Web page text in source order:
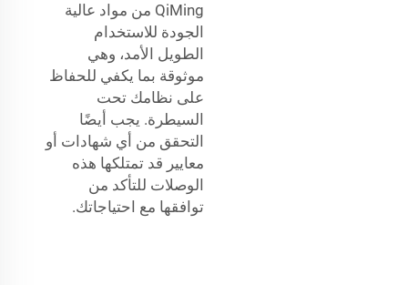
QiMing من مواد عالية
الجودة للاستخدام
الطويل الأمد، وهي
موثوقة بما يكفي للحفاظ
على نظامك تحت
السيطرة. يجب أيضًا
التحقق من أي شهادات أو
معايير قد تمتلكها هذه
الوصلات للتأكد من
توافقها مع احتياجاتك.